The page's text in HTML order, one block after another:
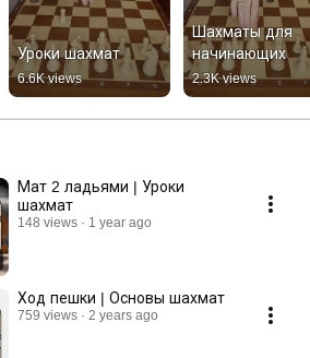
Уроки шахмат
6.6K views
Шахматы для
начинающих
2.3K views
Мат 2 ладьями | Уроки
шахмат
148 views 1 year ago
Ход пешки | Основы шахмат
759 views 2 years ago